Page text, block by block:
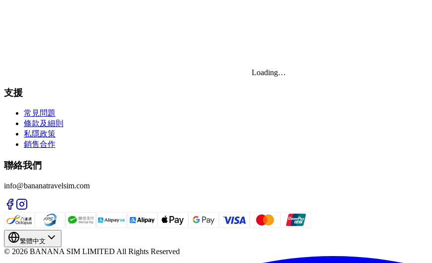
Loading…
支援
常見問題
條款及細則
私隱政策
銷售合作
聯絡我們
info@bananatravelsim.com
繁體中文
© 2026 BANANA SIM LIMITED All Rights Reserved